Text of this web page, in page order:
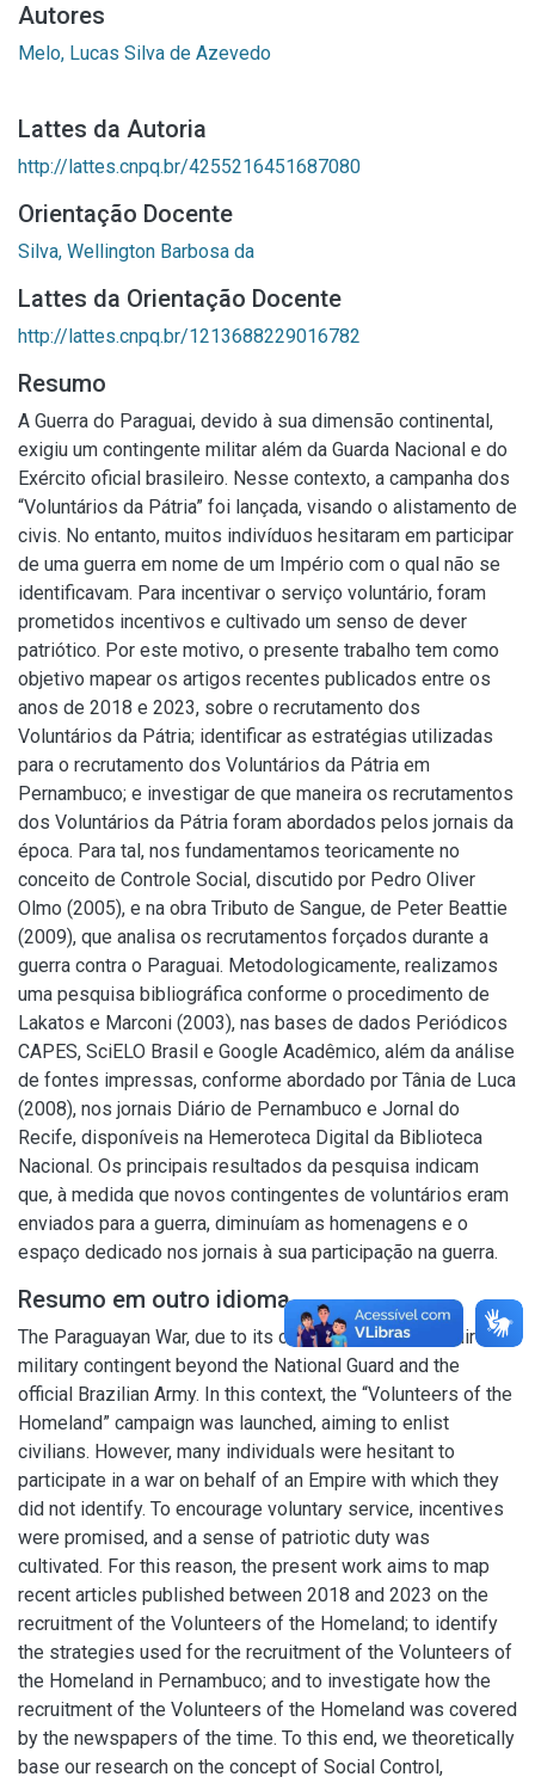
Autores
Melo, Lucas Silva de Azevedo
Lattes da Autoria
http://lattes.cnpq.br/4255216451687080
Orientação Docente
Silva, Wellington Barbosa da
Lattes da Orientação Docente
http://lattes.cnpq.br/1213688229016782
Resumo
A Guerra do Paraguai, devido à sua dimensão continental,
exigiu um contingente militar além da Guarda Nacional e do
Exército oficial brasileiro. Nesse contexto, a campanha dos
“Voluntários da Pátria” foi lançada, visando o alistamento de
civis. No entanto, muitos indivíduos hesitaram em participar
de uma guerra em nome de um Império com o qual não se
identificavam. Para incentivar o serviço voluntário, foram
prometidos incentivos e cultivado um senso de dever
patriótico. Por este motivo, o presente trabalho tem como
objetivo mapear os artigos recentes publicados entre os
anos de 2018 e 2023, sobre o recrutamento dos
Voluntários da Pátria; identificar as estratégias utilizadas
para o recrutamento dos Voluntários da Pátria em
Pernambuco; e investigar de que maneira os recrutamentos
dos Voluntários da Pátria foram abordados pelos jornais da
época. Para tal, nos fundamentamos teoricamente no
conceito de Controle Social, discutido por Pedro Oliver
Olmo (2005), e na obra Tributo de Sangue, de Peter Beattie
(2009), que analisa os recrutamentos forçados durante a
guerra contra o Paraguai. Metodologicamente, realizamos
uma pesquisa bibliográfica conforme o procedimento de
Lakatos e Marconi (2003), nas bases de dados Periódicos
CAPES, SciELO Brasil e Google Acadêmico, além da análise
de fontes impressas, conforme abordado por Tânia de Luca
(2008), nos jornais Diário de Pernambuco e Jornal do
Recife, disponíveis na Hemeroteca Digital da Biblioteca
Nacional. Os principais resultados da pesquisa indicam
que, à medida que novos contingentes de voluntários eram
enviados para a guerra, diminuíam as homenagens e o
espaço dedicado nos jornais à sua participação na guerra.
Resumo em outro idioma
The Paraguayan War, due to its continental scale, required a
military contingent beyond the National Guard and the
official Brazilian Army. In this context, the “Volunteers of the
Homeland” campaign was launched, aiming to enlist
civilians. However, many individuals were hesitant to
participate in a war on behalf of an Empire with which they
did not identify. To encourage voluntary service, incentives
were promised, and a sense of patriotic duty was
cultivated. For this reason, the present work aims to map
recent articles published between 2018 and 2023 on the
recruitment of the Volunteers of the Homeland; to identify
the strategies used for the recruitment of the Volunteers of
the Homeland in Pernambuco; and to investigate how the
recruitment of the Volunteers of the Homeland was covered
by the newspapers of the time. To this end, we theoretically
base our research on the concept of Social Control,